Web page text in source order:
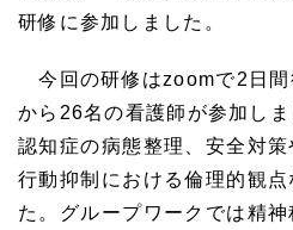
研修に参加しました。
今回の研修はzoomで2日間
から26名の看護師が参加しま
認知症の病態整理、安全対策
行動抑制における倫理的観
た。グループワークでは精